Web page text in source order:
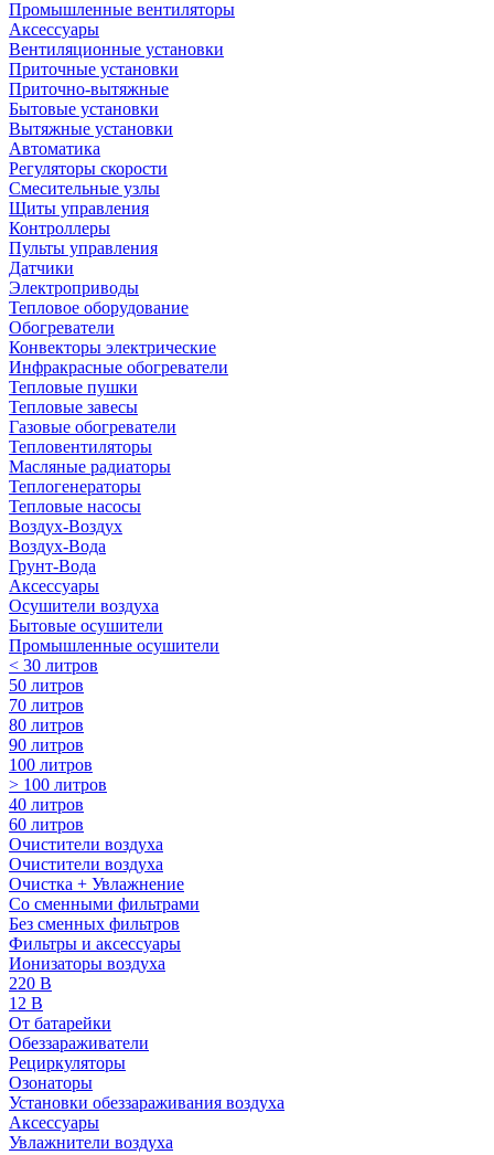
Промышленные вентиляторы
Аксессуары
Вентиляционные установки
Приточные установки
Приточно-вытяжные
Бытовые установки
Вытяжные установки
Автоматика
Регуляторы скорости
Смесительные узлы
Щиты управления
Контроллеры
Пульты управления
Датчики
Электроприводы
Тепловое оборудование
Обогреватели
Конвекторы электрические
Инфракрасные обогреватели
Тепловые пушки
Тепловые завесы
Газовые обогреватели
Тепловентиляторы
Масляные радиаторы
Теплогенераторы
Тепловые насосы
Воздух-Воздух
Воздух-Вода
Грунт-Вода
Аксессуары
Осушители воздуха
Бытовые осушители
Промышленные осушители
< 30 литров
50 литров
70 литров
80 литров
90 литров
100 литров
> 100 литров
40 литров
60 литров
Очистители воздуха
Очистители воздуха
Очистка + Увлажнение
Cо сменными фильтрами
Без сменных фильтров
Фильтры и аксессуары
Ионизаторы воздуха
220 В
12 В
От батарейки
Обеззараживатели
Рециркуляторы
Озонаторы
Установки обеззараживания воздуха
Аксессуары
Увлажнители воздуха